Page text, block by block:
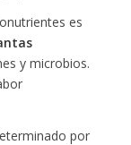
es
y microbios.
por